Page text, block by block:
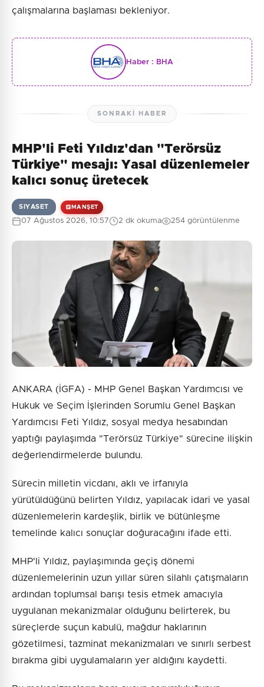
çalışmalarına başlaması bekleniyor.
Haber : BHA
SONRAKI HABER
MHP'li Feti Yıldız'dan "Terörsüz
Türkiye" mesajı: Yasal düzenlemeler
kalıcı sonuç üretecek
SIYASET MANŞET
07 Ağustos 2026, 10:57 2 dk okuma 254 görüntülenme
ANKARA (İGFA) - MHP Genel Başkan Yardımcısı ve
Hukuk ve Seçim İşlerinden Sorumlu Genel Başkan
Yardımcısı Feti Yıldız, sosyal medya hesabından
yaptığı paylaşımda "Terörsüz Türkiye" sürecine ilişkin
değerlendirmelerde bulundu.
Sürecin milletin vicdanı, aklı ve irfanıyla
yürütüldüğünü belirten Yıldız, yapılacak idari ve yasal
düzenlemelerin kardeşlik, birlik ve bütünleşme
temelinde kalıcı sonuçlar doğuracağını ifade etti.
MHP'li Yıldız, paylaşımında geçiş dönemi
düzenlemelerinin uzun yıllar süren silahlı çatışmaların
ardından toplumsal barışı tesis etmek amacıyla
uygulanan mekanizmalar olduğunu belirterek, bu
süreçlerde suçun kabulü, mağdur haklarının
gözetilmesi, tazminat mekanizmaları ve sınırlı serbest
bırakma gibi uygulamaların yer aldığını kaydetti.